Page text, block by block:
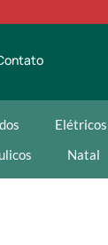
Elétricos
Natal